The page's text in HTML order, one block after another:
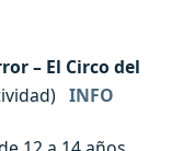
– El Circo del
INFO